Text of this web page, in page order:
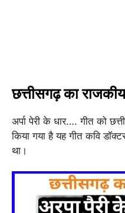
छत्तीसगढ़ का
अर्पा पेरी के धार…. गीत को
किया गया है यह गीत कवि
था।